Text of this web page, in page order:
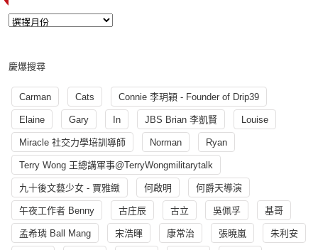
慶爆搜尋
Carman Cats Connie 李玥穎 - Founder of Drip39
Elaine Gary In JBS Brian 李凱賢 Louise
Miracle 社交力學培訓導師 Norman Ryan
Terry Wong 王總講軍事@TerryWongmilitarytalk
九十後文藝少女 - 賈雅緻 何啟明 何爵天導演
午夜工作者 Benny 古庄辰 古立 吳佩孚 基哥
孟希璘 Ball Mang 宋浩暉 康常治 張曉嵐 朱利安